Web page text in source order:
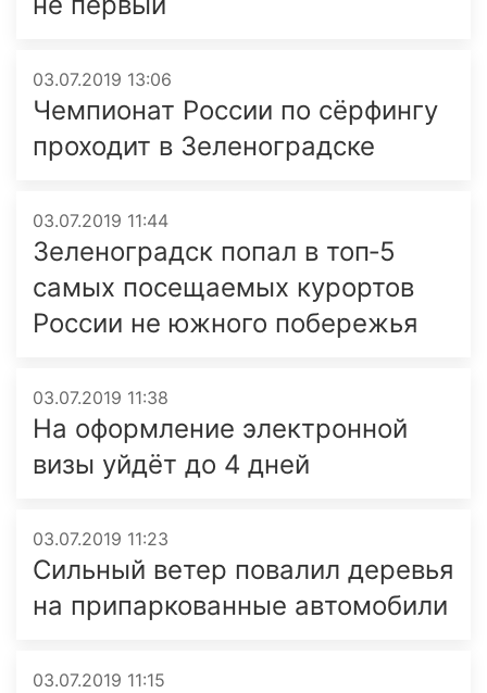
03.07.2019 13:06
Чемпионат России по сёрфингу
проходит в Зеленоградске
03.07.2019 11:44
Зеленоградск попал в топ‑5
самых посещаемых курортов
России не южного побережья
03.07.2019 11:38
На оформление электронной
визы уйдёт до 4 дней
03.07.2019 11:23
Сильный ветер повалил деревья
на припаркованные автомобили
03.07.2019 11:15